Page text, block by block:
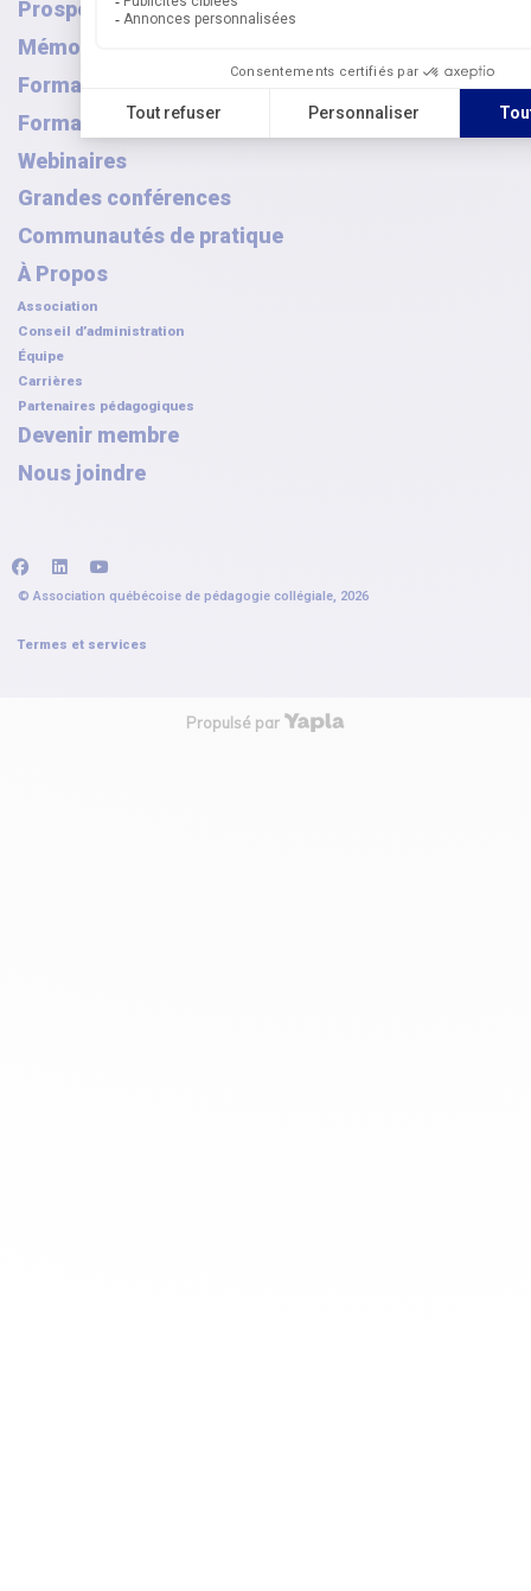
Prospective
Mémoires
Formations en ligne
Formations Clés en main
Webinaires
Grandes conférences
Communautés de pratique
À Propos
Association
Conseil d’administration
Équipe
Carrières
Partenaires pédagogiques
Devenir membre
Nous joindre
facebooklinkedin
© Association québécoise de pédagogie collégiale, 2026
Termes et services
Propulsé par